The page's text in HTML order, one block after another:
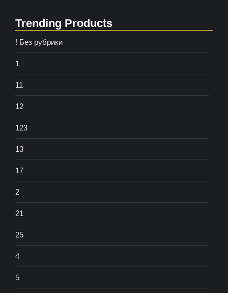
Trending Products
! Без рубрики
1
11
12
123
13
17
2
21
25
4
5